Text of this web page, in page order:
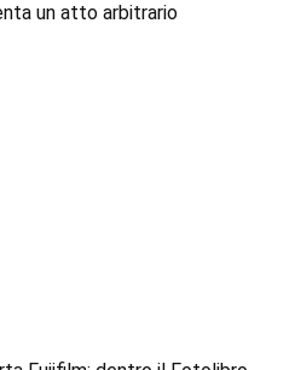
un atto arbitrario